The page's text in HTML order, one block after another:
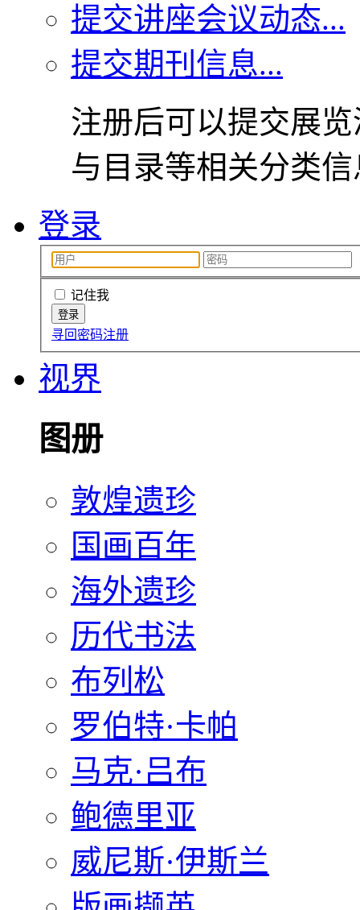
提交讲座会议动态...
提交期刊信息...
注册后可以提交展
与目录等相关分类
登录
记住我
寻回密码注册
视界
图册
敦煌遗珍
国画百年
海外遗珍
历代书法
布列松
罗伯特·卡帕
马克·吕布
鲍德里亚
威尼斯·伊斯兰